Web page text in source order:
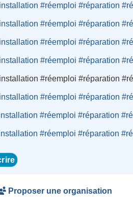
#réemploi #réparation
#réemploi #réparation
#réemploi #réparation
#réemploi #réparation
#réemploi #réparation
#réemploi #réparation
#réemploi #réparation
#réemploi #réparation
Proposer une organisation